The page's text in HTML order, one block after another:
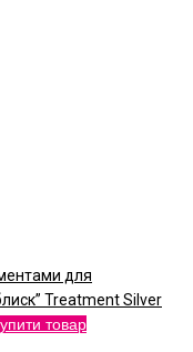
для
Treatment Silver
товар